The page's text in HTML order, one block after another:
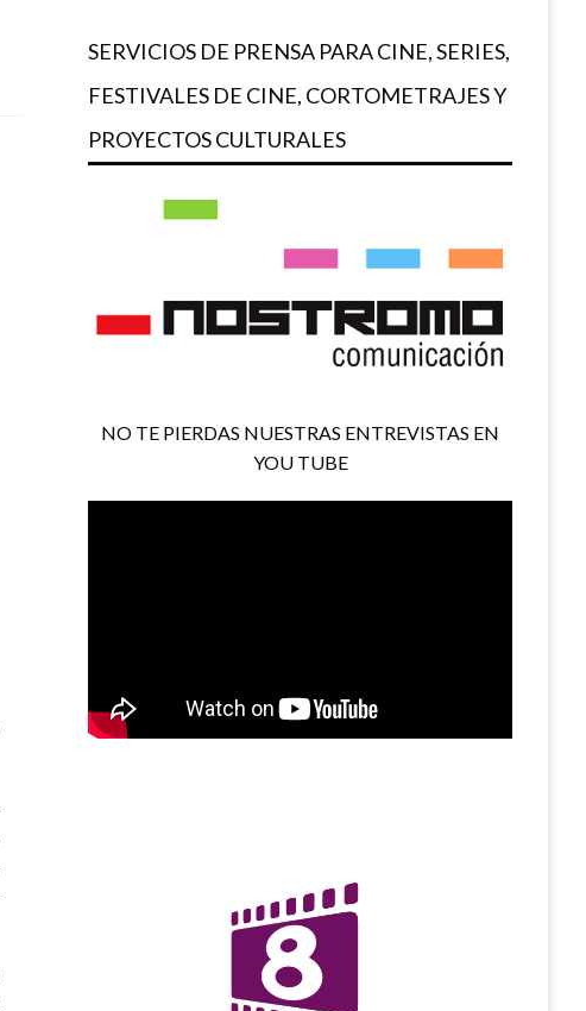
SERVICIOS DE PRENSA PARA CINE, SERIES,
FESTIVALES DE CINE, CORTOMETRAJES Y
PROYECTOS CULTURALES
NO TE PIERDAS NUESTRAS ENTREVISTAS EN
YOU TUBE